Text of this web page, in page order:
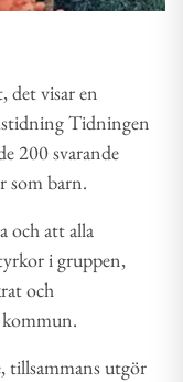
det visar en
Tidningen
200 svarande
som barn.
och att alla
i gruppen,
och
tillsammans utgör